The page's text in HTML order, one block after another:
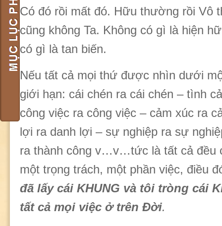
Có đó rồi mất đó. Hữu thường rồi Vô
cũng không Ta. Không có gì là hiện
có gì là tan biến.
Nếu tất cả mọi thứ được nhìn dưới
giới hạn: cái chén ra cái chén – tình
công việc ra công việc – cảm xúc ra
lợi ra danh lợi – sự nghiệp ra sự
ra thành công v…v…tức là tất cả đều
một trọng trách, một phần việc, điều
đã lấy cái KHUNG và tôi tròng cái
tất cả mọi việc ở trên Đời.